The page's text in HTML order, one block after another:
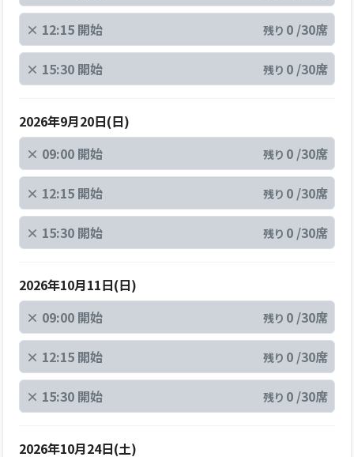
× 12:15 開始 残り0 /30席
× 15:30 開始 残り0 /30席
2026年9月20日(日)
× 09:00 開始 残り0 /30席
× 12:15 開始 残り0 /30席
× 15:30 開始 残り0 /30席
2026年10月11日(日)
× 09:00 開始 残り0 /30席
× 12:15 開始 残り0 /30席
× 15:30 開始 残り0 /30席
2026年10月24日(土)